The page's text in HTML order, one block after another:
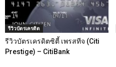
รีวิวบัตรเครดิต
รีวิวบัตรเครดิตซิตี้ เพรสทีจ (Citi
Prestige) – CitiBank